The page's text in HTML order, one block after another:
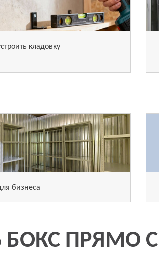
кладовку
бизнеса
БОКС ПРЯМО